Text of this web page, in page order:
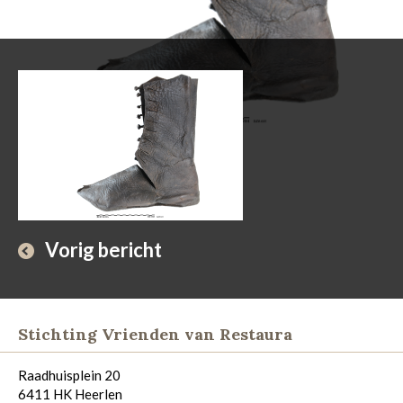
Vorig bericht
Stichting Vrienden van Restaura
Raadhuisplein 20
6411 HK Heerlen